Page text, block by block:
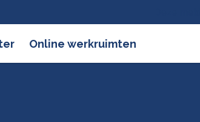
Online werkruimten